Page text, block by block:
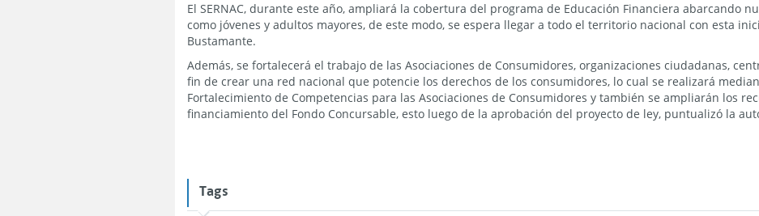
El SERNAC, durante este año, ampliará la cobertura del programa de Educación Financiera abarcando
como jóvenes y adultos mayores, de este modo, se espera llegar a todo el territorio nacional con esta
Bustamante.
Además, se fortalecerá el trabajo de las Asociaciones de Consumidores, organizaciones ciudadanas,
fin de crear una red nacional que potencie los derechos de los consumidores, lo cual se realizará
Fortalecimiento de Competencias para las Asociaciones de Consumidores y también se ampliarán los
financiamiento del Fondo Concursable, esto luego de la aprobación del proyecto de ley, puntualizó la
Tags